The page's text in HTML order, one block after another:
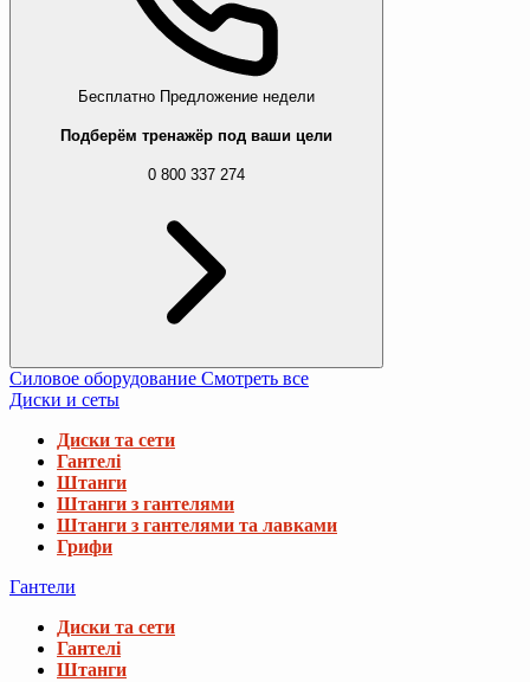
Бесплатно Предложение недели
Подберём тренажёр под ваши цели
0 800 337 274
Силовое оборудование Смотреть все
Диски и сеты
Диски та сети
Гантелі
Штанги
Штанги з гантелями
Штанги з гантелями та лавками
Грифи
Гантели
Диски та сети
Гантелі
Штанги